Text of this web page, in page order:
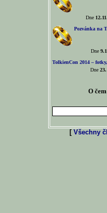
Dne
Pozvánka na
Dne
TolkienCon 2014 –
Dne
O
[ Všechny